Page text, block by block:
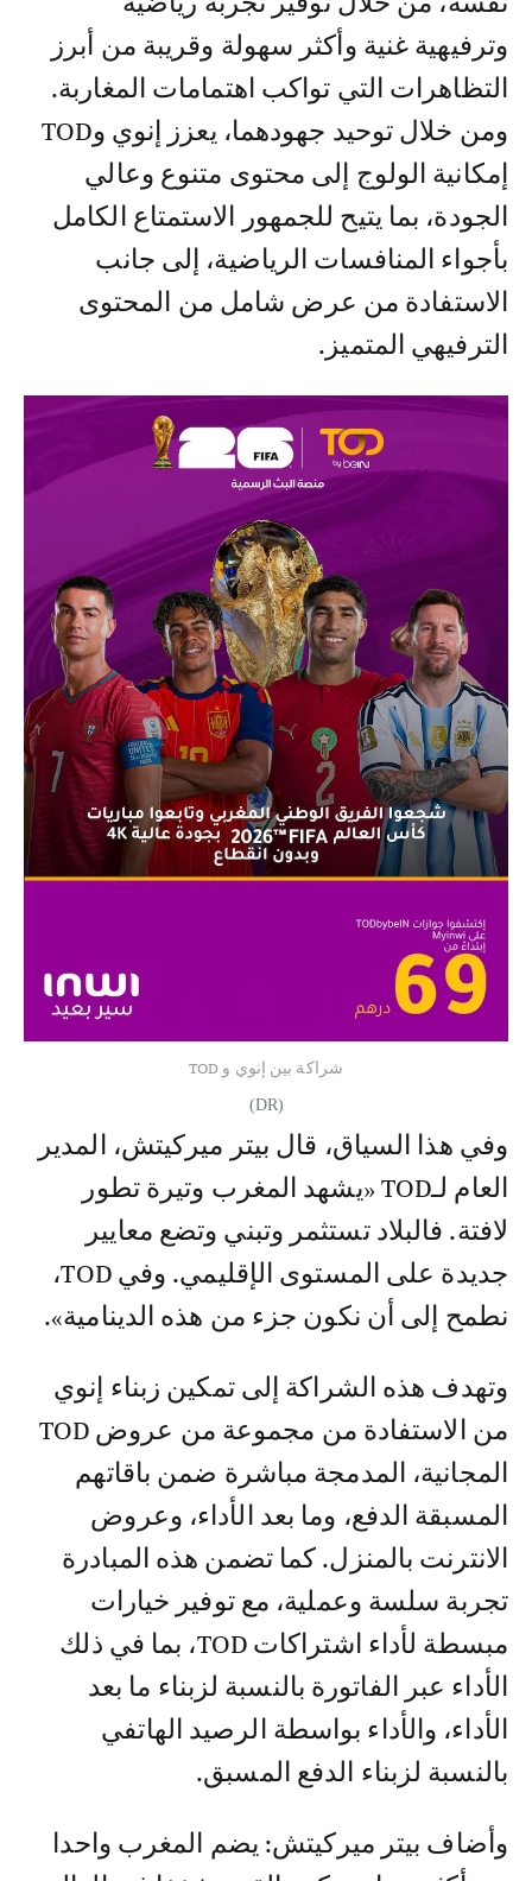
وترفيهية غنية وأكثر سهولة وقريبة من أبرز
التظاهرات التي تواكب اهتمامات المغاربة.
ومن خلال توحيد جهودهما، يعزز إنوي وTOD
إمكانية الولوج إلى محتوى متنوع وعالي
الجودة، بما يتيح للجمهور الاستمتاع الكامل
بأجواء المنافسات الرياضية، إلى جانب
الاستفادة من عرض شامل من المحتوى
الترفيهي المتميز.
شراكة بين إنوي و TOD
(DR)
وفي هذا السياق، قال بيتر ميركيتش، المدير
العام لـTOD «يشهد المغرب وتيرة تطور
لافتة. فالبلاد تستثمر وتبني وتضع معايير
جديدة على المستوى الإقليمي. وفي TOD،
نطمح إلى أن نكون جزء من هذه الدينامية».
وتهدف هذه الشراكة إلى تمكين زبناء إنوي
من الاستفادة من مجموعة من عروض TOD
المجانية، المدمجة مباشرة ضمن باقاتهم
المسبقة الدفع، وما بعد الأداء، وعروض
الانترنت بالمنزل. كما تضمن هذه المبادرة
تجربة سلسة وعملية، مع توفير خيارات
مبسطة لأداء اشتراكات TOD، بما في ذلك
الأداء عبر الفاتورة بالنسبة لزبناء ما بعد
الأداء، والأداء بواسطة الرصيد الهاتفي
بالنسبة لزبناء الدفع المسبق.
وأضاف بيتر ميركيتش: يضم المغرب واحدا